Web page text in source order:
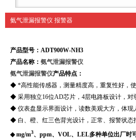
氨气泄漏报警仪 报警器
产品型号：ADT900W-NH3
产品名称： 氨气泄漏报警仪
氨气泄漏报警仪产品特点：
◆ *高性能传感器，测量精度高，重复性好，使
◆ 采用独立16位AD芯片，4层电路板设计，对
◆ 仪表盘显示界面设计，读数美观大方，体现
◆ 白、橙、红三色背光设计，正常、报警状态
◆ mg/m3、ppm、VOL、LEL多种单位出厂时